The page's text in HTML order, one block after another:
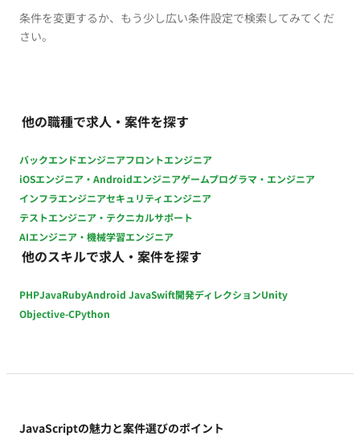
条件を変更するか、もう少し広い条件設定で検索してみてくだ
さい。
他の職種で求人・案件を探す
バックエンドエンジニアフロントエンジニア
iOSエンジニア・Androidエンジニアゲームプログラマ・エンジニア
インフラエンジニアセキュリティエンジニア
テストエンジニア・テクニカルサポート
AIエンジニア・機械学習エンジニア
他のスキルで求人・案件を探す
PHPJavaRubyAndroid JavaSwift開発ディレクションUnity
Objective-CPython
JavaScriptの魅力と案件選びのポイント